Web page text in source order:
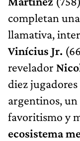
completan
llamativa,
Vinícius Jr.
revelador
diez
argentinos, un
favoritismo y
ecosistema